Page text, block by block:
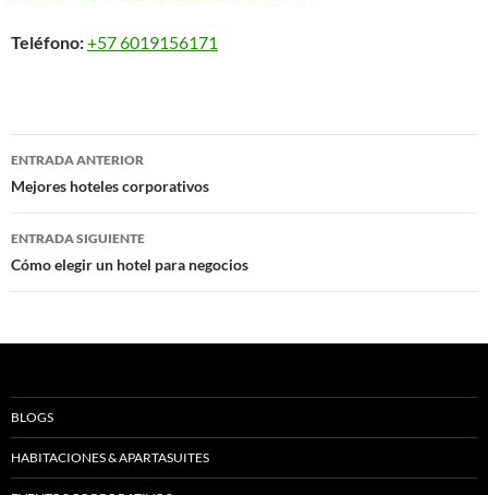
Teléfono:+57 6019156171
Navegación
de
entradas
ENTRADA ANTERIOR
Mejores hoteles corporativos
ENTRADA SIGUIENTE
Cómo elegir un hotel para negocios
BLOGS
HABITACIONES & APARTASUITES